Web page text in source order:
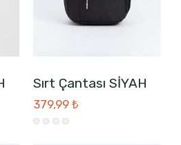
Sırt Çantası SİYAH
379,99 ₺